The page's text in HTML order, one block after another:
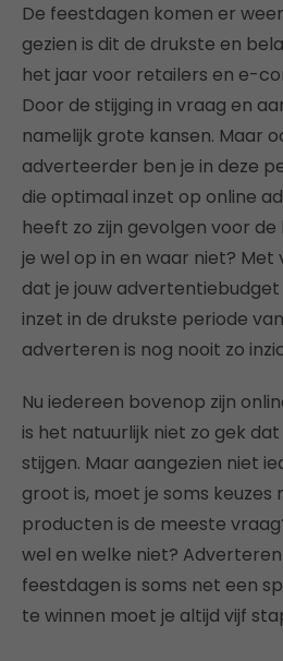
De feestdagen komen er
gezien is dit de drukste en
het jaar voor retailers en e-
Door de stijging in vraag en
namelijk grote kansen. Maar
adverteerder ben je in deze
die optimaal inzet op online
heeft zo zijn gevolgen voor
je wel op in en waar niet?
dat je jouw
inzet in de drukste periode
adverteren is nog nooit zo
Nu iedereen bovenop zijn
is het natuurlijk niet zo gek
stijgen. Maar aangezien niet
groot is, moet je soms keuzes
producten is de meeste
wel en welke niet?
feestdagen is soms net een
te winnen moet je altijd vijf